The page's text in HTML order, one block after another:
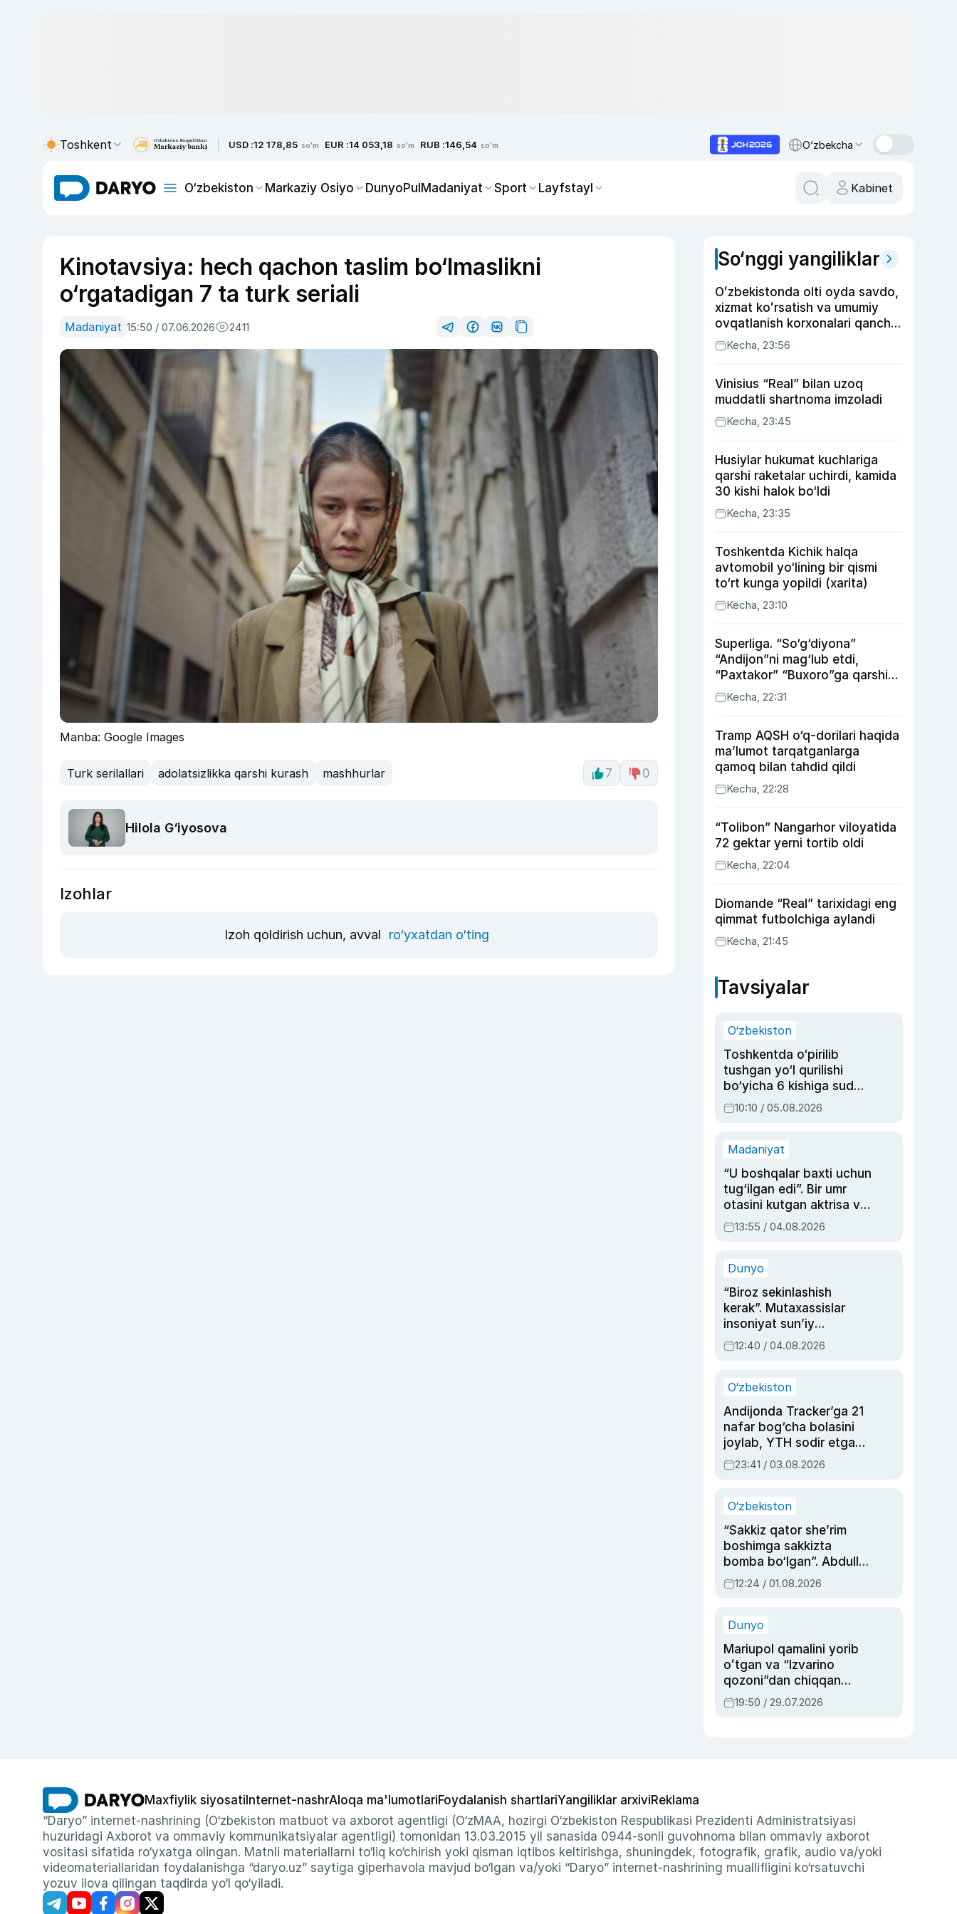
Toshkent USD :12 178,85 so'm EUR :14 053,18 so'm RUB :146,54 so'm O‘zbekcha
O‘zbekiston Markaziy Osiyo DunyoPulMadaniyat Sport Layfstayl Kabinet
Kinotavsiya: hech qachon taslim bo‘lmaslikni
o‘rgatadigan 7 ta turk seriali
Madaniyat 15:50 / 07.06.2026 2411
Manba: Google Images
Turk serilallari adolatsizlikka qarshi kurash mashhurlar 7 0
Hilola G‘iyosova
Izohlar
Izoh qoldirish uchun, avval ro‘yxatdan o‘ting
So‘nggi yangiliklar
Oʻzbekistonda olti oyda savdo,
xizmat koʻrsatish va umumiy
ovqatlanish korxonalari qancha
soliq toʻlagani ochiqlandi
Kecha, 23:56
Vinisius “Real” bilan uzoq
muddatli shartnoma imzoladi
Kecha, 23:45
Husiylar hukumat kuchlariga
qarshi raketalar uchirdi, kamida
30 kishi halok bo‘ldi
Kecha, 23:35
Toshkentda Kichik halqa
avtomobil yo‘lining bir qismi
to‘rt kunga yopildi (xarita)
Kecha, 23:10
Superliga. “So‘g‘diyona”
“Andijon”ni mag‘lub etdi,
“Paxtakor” “Buxoro”ga qarshi
bahsda g‘alabani qo‘ldan
chiqardi
Kecha, 22:31
Tramp AQSH o‘q-dorilari haqida
ma’lumot tarqatganlarga
qamoq bilan tahdid qildi
Kecha, 22:28
“Tolibon” Nangarhor viloyatida
72 gektar yerni tortib oldi
Kecha, 22:04
Diomande “Real” tarixidagi eng
qimmat futbolchiga aylandi
Kecha, 21:45
Tavsiyalar
O‘zbekiston
Toshkentda o‘pirilib
tushgan yo‘l qurilishi
bo‘yicha 6 kishiga sud
hukmi o‘qildi
10:10 / 05.08.2026
Madaniyat
“U boshqalar baxti uchun
tug‘ilgan edi”. Bir umr
otasini kutgan aktrisa va
dublyaj ustasi Rimma
Ahmedovaning
13:55 / 04.08.2026
Dunyo
“Biroz sekinlashish
kerak”. Mutaxassislar
insoniyat sun’iy
intellektni boshqara
olmay qolishidan xavotir
12:40 / 04.08.2026
O‘zbekiston
Andijonda Tracker’ga 21
nafar bog‘cha bolasini
joylab, YTH sodir etgan
ayolga sud hukmi o‘qildi
23:41 / 03.08.2026
O‘zbekiston
“Sakkiz qator she’rim
boshimga sakkizta
bomba bo‘lgan”. Abdulla
Oripovni siyosiy
ayblovlardan asrab
12:24 / 01.08.2026
Dunyo
Mariupol qamalini yorib
oʻtgan va “Izvarino
qozoni”dan chiqqan
qahramon — Ukraina
armiyasi bosh
19:50 / 29.07.2026
Maxfiylik siyosati Internet-nashrAloqa ma'lumotlariFoydalanish shartlariYangiliklar arxiviReklama
“Daryo” internet-nashrining (O‘zbekiston matbuot va axborot agentligi (O‘zMAA, hozirgi O‘zbekiston Respublikasi Prezidenti Administratsiyasi
huzuridagi Axborot va ommaviy kommunikatsiyalar agentligi) tomonidan 13.03.2015 yil sanasida 0944-sonli guvohnoma bilan ommaviy axborot
vositasi sifatida ro‘yxatga olingan. Matnli materiallarni to‘liq ko‘chirish yoki qisman iqtibos keltirishga, shuningdek, fotografik, grafik, audio va/yoki
videomateriallaridan foydalanishga “daryo.uz” saytiga giperhavola mavjud bo‘lgan va/yoki “Daryo” internet-nashrining muallifligini ko‘rsatuvchi
yozuv ilova qilingan taqdirda yo‘l qo‘yiladi.